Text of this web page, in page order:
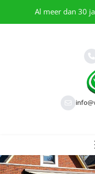
Al meer dan 30